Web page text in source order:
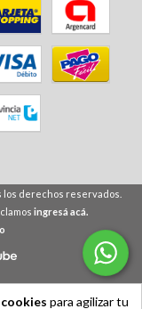
para agilizar tu
los derechos reservados.
ingresá acá.